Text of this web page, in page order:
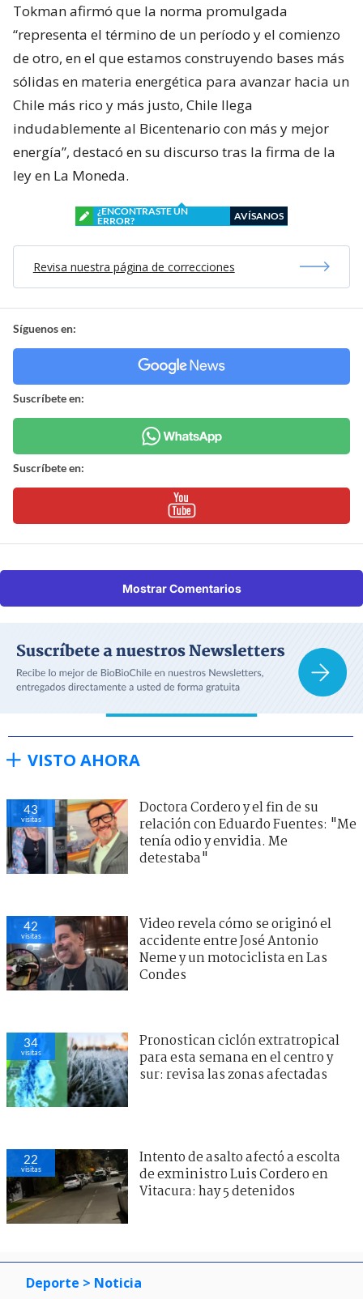
Tokman afirmó que la norma promulgada
“representa el término de un período y el comienzo
de otro, en el que estamos construyendo bases más
sólidas en materia energética para avanzar hacia un
Chile más rico y más justo, Chile llega
indudablemente al Bicentenario con más y mejor
energía”, destacó en su discurso tras la firma de la
ley en La Moneda.
¿ENCONTRASTE UN
ERROR?
AVÍSANOS
Revisa nuestra página de correcciones
Síguenos en:
Suscríbete en:
Suscríbete en:
Mostrar Comentarios
VISTO AHORA
43
visitas
Doctora Cordero y el fin de su
relación con Eduardo Fuentes: "Me
tenía odio y envidia. Me
detestaba"
42
visitas
Video revela cómo se originó el
accidente entre José Antonio
Neme y un motociclista en Las
Condes
34
visitas
Pronostican ciclón extratropical
para esta semana en el centro y
sur: revisa las zonas afectadas
22
visitas
Intento de asalto afectó a escolta
de exministro Luis Cordero en
Vitacura: hay 5 detenidos
Deporte > Noticia